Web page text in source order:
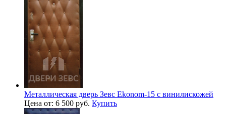
Металлическая дверь Зевс Ekonom-15 с винилискожей
Цена от: 6 500 руб. Купить